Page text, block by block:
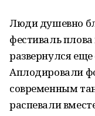
Люди душевно
фестиваль
развернулся
Аплодировали
современным
распевали